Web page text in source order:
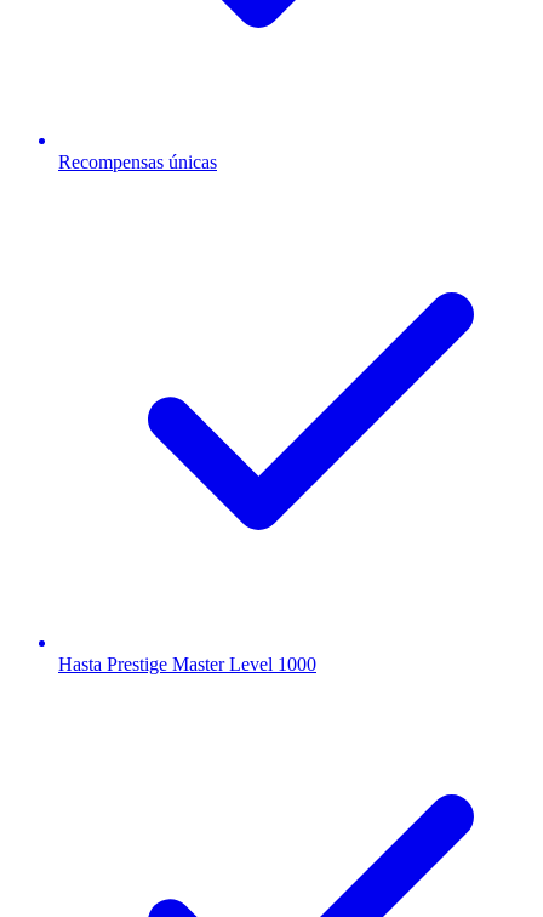
Recompensas únicas
Hasta Prestige Master Level 1000